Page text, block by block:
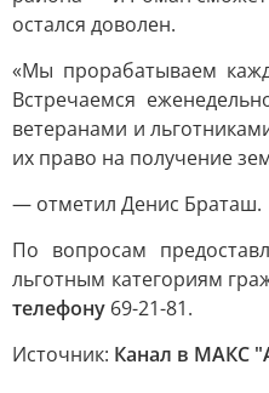
остался доволен.
«Мы прорабатываем
Встречаемся
ветеранами и
их право на получение
— отметил Денис Браташ.
По вопросам
льготным категориям
телефону 69-21-81.
Источник: Канал в МАКС